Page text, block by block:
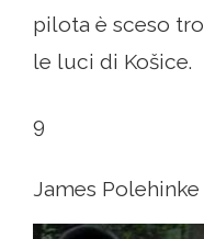
pilota è sceso
le luci di Košice.
9
James Polehinke